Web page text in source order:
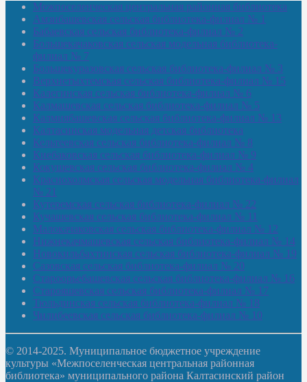
Межпоселенческая центральная районная библиотека
Амзибашевская сельская библиотека-филиал № 1
Бабаевская сельская библиотека-филиал № 2
Большекачаковская сельская модельная библиотека-
филиал № 7
Большекуразовская сельская библиотека-филиал № 3
Верхнетыхтемская сельская библиотека-филиал № 15
Калегинская сельская библиотека-филиал № 6
Калмашевская сельская библиотека-филиал № 5
Калмиябашевская сельская библиотека-филиал № 13
Калтасинская модельная детская библиотека
Кельтеевская сельская библиотека-филиал № 8
Киебаковская сельская библиотека-филиал № 9
Кокушевская сельская библиотека-филиал № 4
Краснохолмская сельская модельная библиотека-филиал
№ 21
Кутеремская сельская библиотека-филиал № 22
Кучашевская сельская библиотека-филиал № 11
Малокачаковская сельская библиотека-филиал № 12
Нижнекачмашевская сельская библиотека-филиал № 14
Новокильбахтинская сельская библиотека-филиал № 19
Сазовская сельская библиотека-филиал № 20
Староорьебашевская сельская библиотека-филиал № 16
Старояшевская сельская библиотека-филиал № 17
Тюльдинская сельская библиотека-филиал № 18
Чилибеевская сельская библиотека-филиал № 10
© 2014-2025. Муниципальное бюджетное учреждение
культуры «Межпоселенческая центральная районная
библиотека» муниципального района Калтасинский район